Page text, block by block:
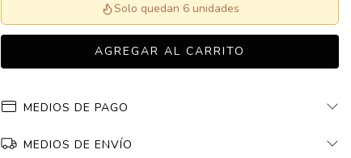
Solo quedan 6 unidades
MEDIOS DE PAGO
MEDIOS DE ENVÍO